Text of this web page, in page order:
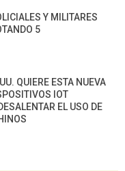
Y MILITARES
5
QUIERE ESTA NUEVA
IOT
EL USO DE